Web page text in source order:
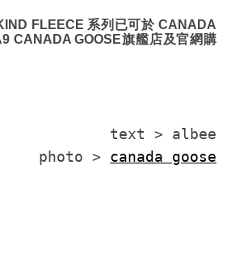
FLEECE 系列已可於CANADA
CANADA GOOSE旗艦店及官網購
text > albee
photo > canada goose